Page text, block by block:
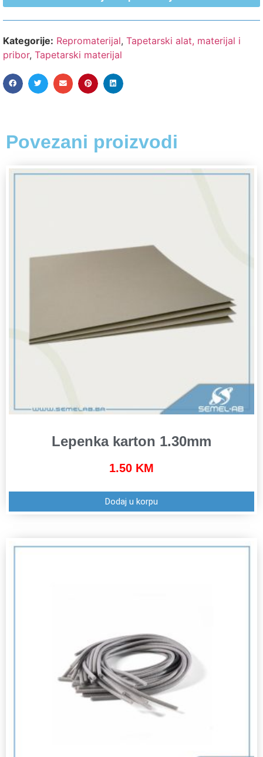
Kategorije: Repromaterijal, Tapetarski alat, materijal i
pribor, Tapetarski materijal
Povezani proizvodi
Lepenka karton 1.30mm
1.50 KM
Dodaj u korpu